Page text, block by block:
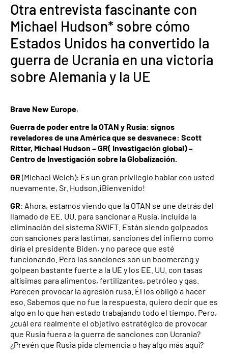
Otra entrevista fascinante con
Michael Hudson* sobre cómo
Estados Unidos ha convertido la
guerra de Ucrania en una victoria
sobre Alemania y la UE
Brave New Europe,
Guerra de poder entre la OTAN y Rusia: signos
reveladores de una América que se desvanece: Scott
Ritter, Michael Hudson – GR( Investigación global) –
Centro de Investigación sobre la Globalización.
GR(Michael Welch): Es un gran privilegio hablar con usted
nuevamente, Sr. Hudson.¡Bienvenido!
GR: Ahora, estamos viendo que la OTAN se une detrás del
llamado de EE. UU. para sancionar a Rusia, incluida la
eliminación del sistema SWIFT. Están siendo golpeados
con sanciones para lastimar, sanciones del infierno como
diría el presidente Biden, y no parece que esté
funcionando. Pero las sanciones son un boomerang y
golpean bastante fuerte a la UE y los EE. UU. con tasas
altísimas para alimentos, fertilizantes, petróleo y gas.
Parecen provocar la agresión rusa. Él los obligó a hacer
eso. Sabemos que no fue la respuesta, quiero decir que es
algo en lo que han estado trabajando todo el tiempo. Pero,
¿cuál era realmente el objetivo estratégico de provocar
que Rusia fuera a la guerra de sanciones con Ucrania?
¿Prevén que Rusia pida clemencia o hay algo más aquí?